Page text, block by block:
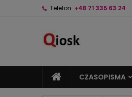
Telefon: +48 71 335 63 24
CZASOPISMA